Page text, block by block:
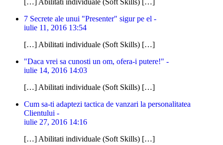
[…] Abilitati individuale (Soft Skills) […]
7 Secrete ale unui "Presenter" sigur pe el -
iulie 11, 2016 13:54
[…] Abilitati individuale (Soft Skills) […]
"Daca vrei sa cunosti un om, ofera-i putere!" -
iulie 14, 2016 14:03
[…] Abilitati individuale (Soft Skills) […]
Cum sa-ti adaptezi tactica de vanzari la personalitatea
Clientului -
iulie 27, 2016 14:16
[…] Abilitati individuale (Soft Skills) […]